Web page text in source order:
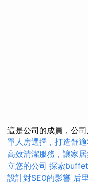
這是公司的成員，公
單人房選擇，打造舒
高效清潔服務，讓家
立您的公司 探索
設計對SEO的影響 后